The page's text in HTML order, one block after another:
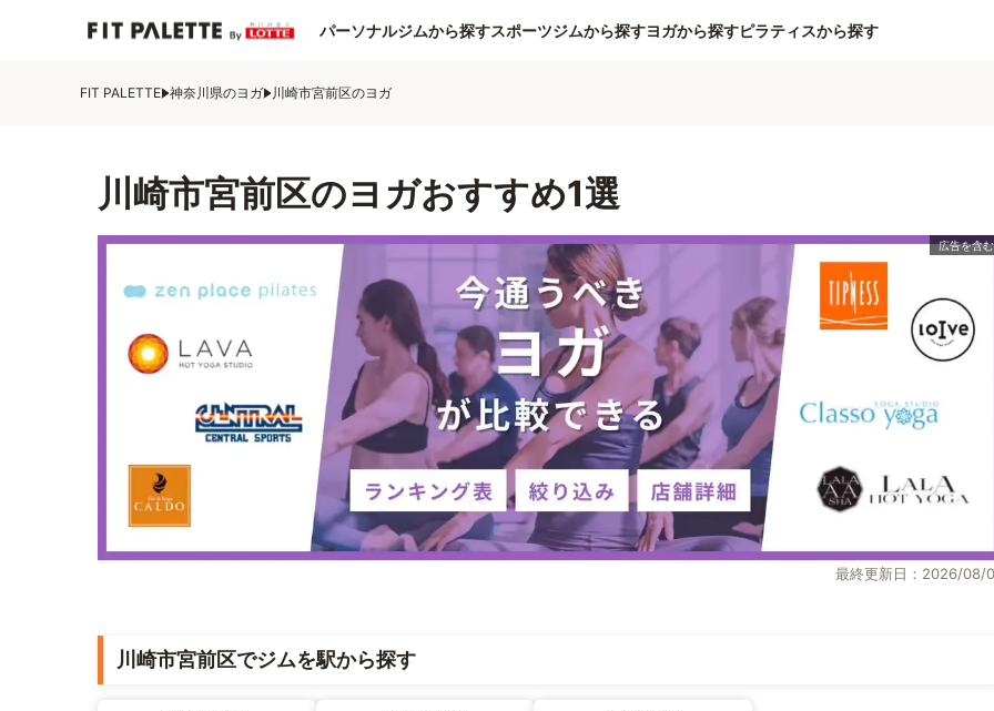
パーソナルジムから探すスポーツジムから探すヨガから探すピラティスから探す
FIT PALETTE 神奈川県のヨガ 川崎市宮前区のヨガ
川崎市宮前区のヨガおすすめ1選
最終更新日：2026/08/
川崎市宮前区でジムを駅から探す